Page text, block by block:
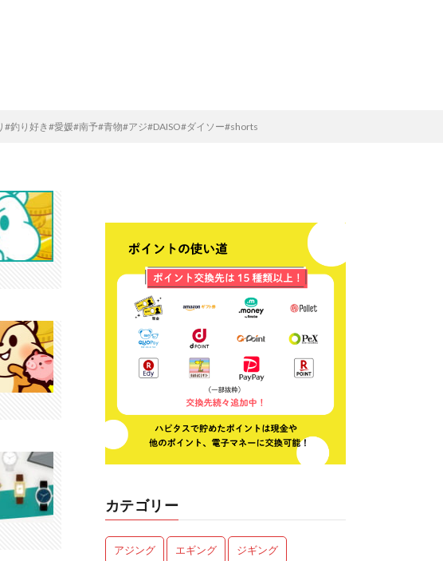
釣り好き#愛媛#南予#青物#アジ#DAISO#ダイソー#shorts
カテゴリー
アジング エギング ジギング